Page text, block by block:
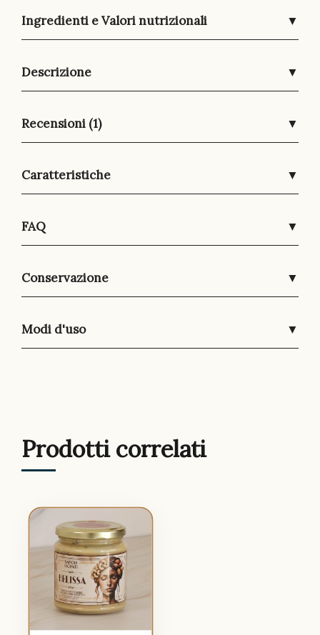
Ingredienti e Valori nutrizionali ▼
Descrizione ▼
Recensioni (1) ▼
Caratteristiche ▼
FAQ ▼
Conservazione ▼
Modi d'uso ▼
Prodotti correlati